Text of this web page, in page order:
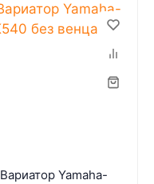
Вариатор Yamaha-